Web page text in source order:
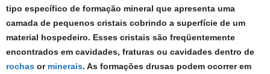
tipo específico de formação mineral que apresenta uma
camada de pequenos cristais cobrindo a superfície de um
material hospedeiro. Esses cristais são freqüentemente
encontrados em cavidades, fraturas ou cavidades dentro de
rochas or minerais. As formações drusas podem ocorrer em